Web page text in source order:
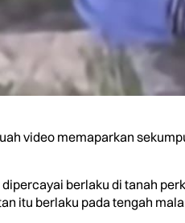
video memaparkan
berlaku di tanah
itu berlaku pada tengah